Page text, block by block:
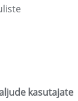
kasutajate